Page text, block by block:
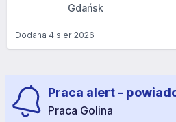
Gdańsk
Dodana 4 sier 2026
Praca alert -
Praca Golina